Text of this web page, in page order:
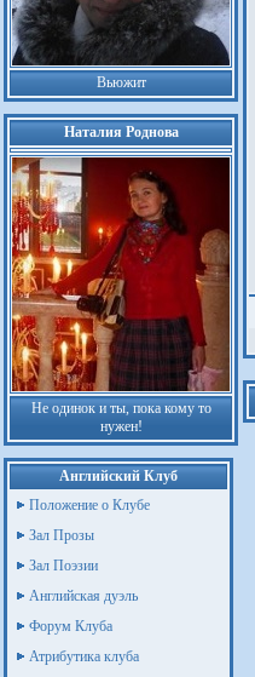
Вьюжит
Наталия Роднова
Не одинок и ты, пока кому то
нужен!
Английский Клуб
Положение о Клубе
Зал Прозы
Зал Поэзии
Английская дуэль
Форум Клуба
Атрибутика клуба